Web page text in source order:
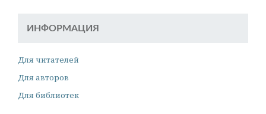
ИНФОРМАЦИЯ
Для читателей
Для авторов
Для библиотек